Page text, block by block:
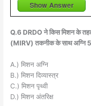
Show Answer
Q.6 DRDO ने किस मिशन के तहत
(MIRV) तकनीक के साथ अग्नि 5
A.) मिशन अग्नि
B.) मिशन दिव्यास्त्र
C.) मिशन पृथ्वी
D.) मिशन अंतरिक्ष